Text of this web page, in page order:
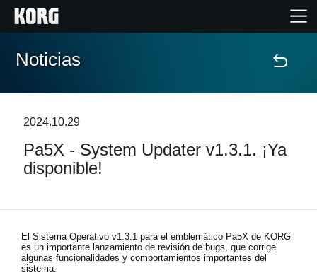
Inicio
Características
Soporte
Localizador de Tiendas
Noticias
2024.10.29
Pa5X - System Updater v1.3.1. ¡Ya
disponible!
El Sistema Operativo v1.3.1 para el emblemático Pa5X de KORG
es un importante lanzamiento de revisión de bugs, que corrige
algunas funcionalidades y comportamientos importantes del
sistema.